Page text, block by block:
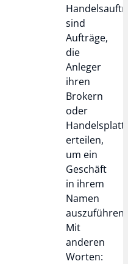
sind
Aufträge,
die
Anleger
ihren
Brokern
oder
erteilen,
um ein
Geschäft
in ihrem
Namen
auszuführen.
Mit
anderen
Worten: